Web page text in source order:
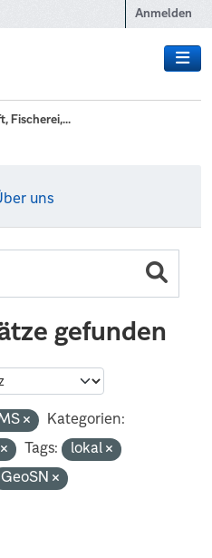
Anmelden
Fischerei,...
uns
gefunden
Kategorien:
Tags:
lokal
GeoSN